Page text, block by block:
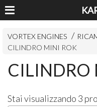
VORTEX ENGINES
CILINDRO MINI ROK
CILINDRO
Stai visualizzando 3